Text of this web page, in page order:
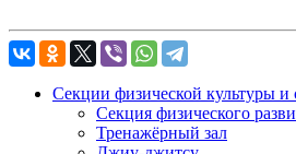
Секции физической культуры и
Секция физического
Тренажёрный зал